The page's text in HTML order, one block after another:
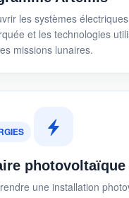
les systèmes
et les technologies
missions lunaires.
photovoltaïque
une installation